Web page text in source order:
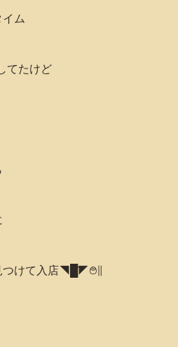
ム
てたけど
つけて入店◥█̆̈◤࿉∥